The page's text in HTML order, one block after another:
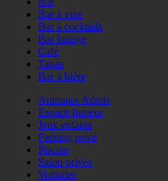
Bar à vins
Bar à cocktails
Bar lounge
Café
Tapas
Bar à bière
Animaux Admis
Espace fumeur
Jeux enfants
Parking privé
Piscine
Salon privés
Voiturier